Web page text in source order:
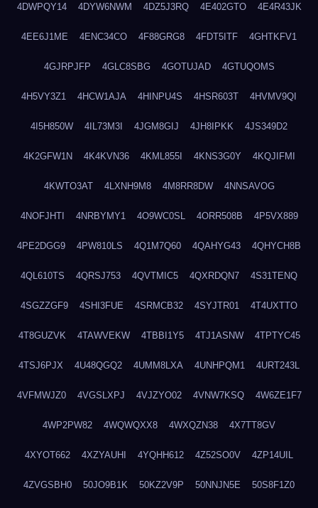
4DWPQY14 4DYW6NWM 4DZ5J3RQ 4E402GTO 4E4R43JK
4EE6J1ME 4ENC34CO 4F88GRG8 4FDT5ITF 4GHTKFV1
4GJRPJFP 4GLC8SBG 4GOTUJAD 4GTUQOMS
4H5VY3Z1 4HCW1AJA 4HINPU4S 4HSR603T 4HVMV9QI
4I5H850W 4IL73M3I 4JGM8GIJ 4JH8IPKK 4JS349D2
4K2GFW1N 4K4KVN36 4KML855I 4KNS3G0Y 4KQJIFMI
4KWTO3AT 4LXNH9M8 4M8RR8DW 4NNSAVOG
4NOFJHTI 4NRBYMY1 4O9WC0SL 4ORR508B 4P5VX889
4PE2DGG9 4PW810LS 4Q1M7Q60 4QAHYG43 4QHYCH8B
4QL610TS 4QRSJ753 4QVTMIC5 4QXRDQN7 4S31TENQ
4SGZZGF9 4SHI3FUE 4SRMCB32 4SYJTR01 4T4UXTTO
4T8GUZVK 4TAWVEKW 4TBBI1Y5 4TJ1ASNW 4TPTYC45
4TSJ6PJX 4U48QGQ2 4UMM8LXA 4UNHPQM1 4URT243L
4VFMWJZ0 4VGSLXPJ 4VJZYO02 4VNW7KSQ 4W6ZE1F7
4WP2PW82 4WQWQXX8 4WXQZN38 4X7TT8GV
4XYOT662 4XZYAUHI 4YQHH612 4Z52SO0V 4ZP14UIL
4ZVGSBH0 50JO9B1K 50KZ2V9P 50NNJN5E 50S8F1Z0